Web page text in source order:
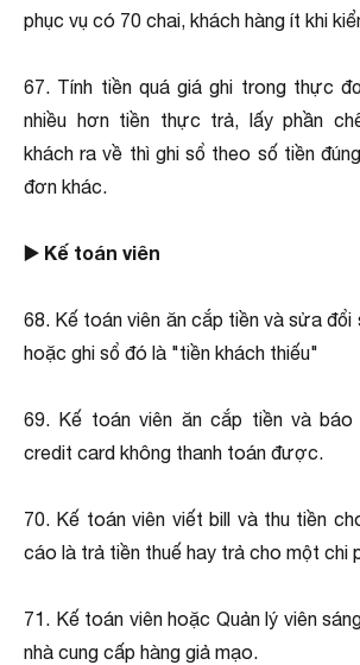
phục vụ có 70 chai, khách hàng ít khi
67. Tính tiền quá giá ghi trong thực
nhiều hơn tiền thực trả, lấy phần
khách ra về thì ghi sổ theo số tiền
đơn khác.
▶️ Kế toán viên
68. Kế toán viên ăn cắp tiền và sửa
hoặc ghi sổ đó là "tiền khách thiếu"
69. Kế toán viên ăn cắp tiền và
credit card không thanh toán được.
70. Kế toán viên viết bill và thu tiền
cáo là trả tiền thuế hay trả cho một chi
71. Kế toán viên hoặc Quản lý viên
nhà cung cấp hàng giả mạo.